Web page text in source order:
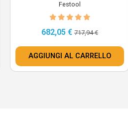
Festool
682,05 € 717,94 €
AGGIUNGI AL CARRELLO